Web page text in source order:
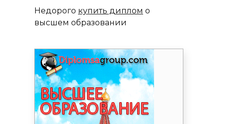
Недорого купить диплом о
высшем образовании